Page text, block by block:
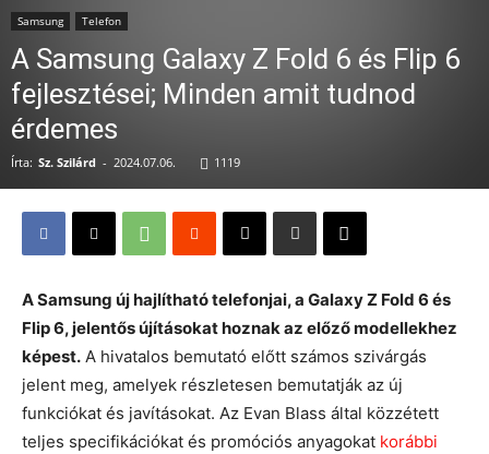
Samsung Telefon
A Samsung Galaxy Z Fold 6 és Flip 6
fejlesztései; Minden amit tudnod
érdemes
Írta: Sz. Szilárd - 2024.07.06. 1119
A Samsung új hajlítható telefonjai, a Galaxy Z Fold 6 és
Flip 6, jelentős újításokat hoznak az előző modellekhez
képest. A hivatalos bemutató előtt számos szivárgás
jelent meg, amelyek részletesen bemutatják az új
funkciókat és javításokat. Az Evan Blass által közzétett
teljes specifikációkat és promóciós anyagokat korábbi